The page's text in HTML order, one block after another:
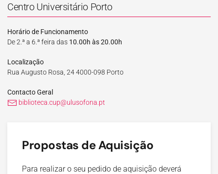
Centro Universitário Porto
Horário de Funcionamento
De 2.ª a 6.ª feira das 10.00h às 20.00h
Localização
Rua Augusto Rosa, 24 4000-098 Porto
Contacto Geral
biblioteca.cup@ulusofona.pt
Propostas de Aquisição
Para realizar o seu pedido de aquisição deverá